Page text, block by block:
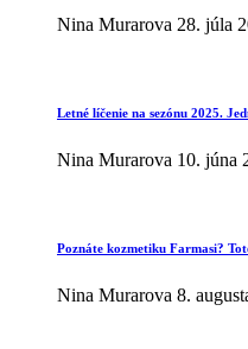
Nina Murarova 28. júla
Letné líčenie na sezónu 2025.
Nina Murarova 10. júna
Poznáte kozmetiku Farmasi?
Nina Murarova 8.